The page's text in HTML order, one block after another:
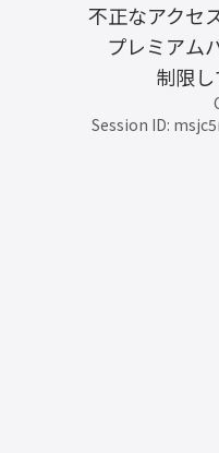
不正なアクセ
プレミアム
制限し
Session ID: